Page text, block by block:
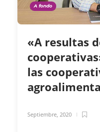
A fondo
«A resultas
las
Septiembre, 2020